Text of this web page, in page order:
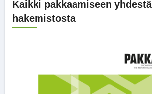
Kaikki pakkaamiseen yhdestä
hakemistosta